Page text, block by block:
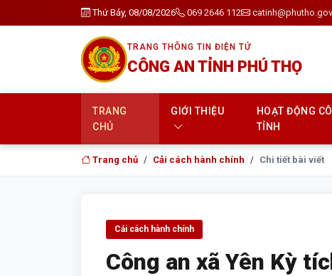
Thứ Bảy, 08/08/2026 069 2646 112
TRANG THÔNG TIN ĐIỆN TỬ
CÔNG AN TỈNH PHÚ THỌ
TRANG
CHỦ
GIỚI THIỆU
HOẠT ĐỘNG
TỈNH
Trang chủ Cải cách hành chính Chi tiết bài viết
Cải cách hành chính
Công an xã Yên Kỳ